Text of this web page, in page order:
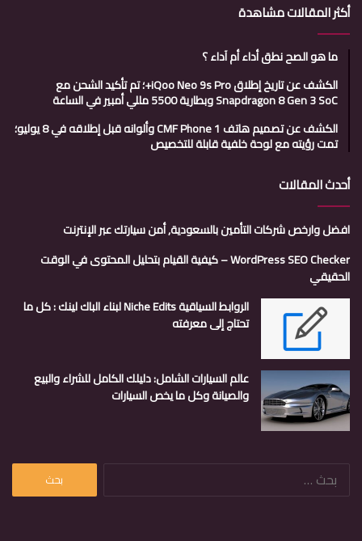
أكثر المقالات مشاهدة
ما هو الصح نطق أداء أم آداء ؟
الكشف عن تاريخ إطلاق iQoo Neo 9s Pro+؛ تم تأكيد الشحن مع
Snapdragon 8 Gen 3 SoC وبطارية 5500 مللي أمبير في الساعة
الكشف عن تصميم هاتف CMF Phone 1 وألوانه قبل إطلاقه في 8 يوليو؛
تمت رؤيته مع لوحة خلفية قابلة للتخصيص
أحدث المقالات
افضل وارخص شركات التأمين بالسعودية, أمن سيارتك عبر الإنترنت
WordPress SEO Checker – كيفية القيام بتحليل المحتوى في الوقت
الحقيقي
الروابط السياقية Niche Edits لبناء الباك لينك : كل ما
تحتاج إلى معرفته
عالم السيارات الشامل: دليلك الكامل للشراء والبيع
والصيانة وكل ما يخص السيارات
البحث